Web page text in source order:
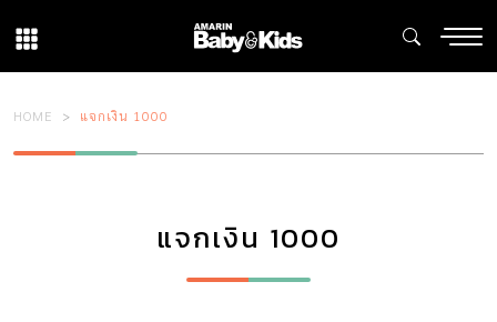
HOME แจกเงิน 1000
แจกเงิน 1000